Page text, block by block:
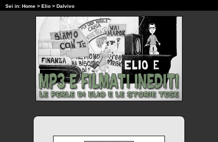
Sei in: Home > Elio > Dalvivo